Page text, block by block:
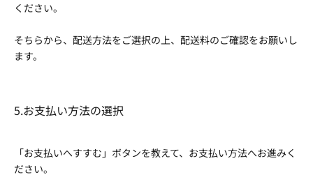
ください。
そちらから、配送方法をご選択の上、配送料のご確認をお願いし
ます。
5.お支払い方法の選択
「お支払いへすすむ」ボタンを教えて、お支払い方法へお進みく
ださい。